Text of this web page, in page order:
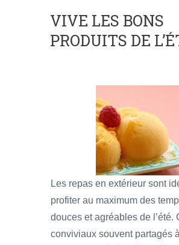
VIVE LES BONS
PRODUITS DE
Les repas en extérieur sont
profiter au maximum des
douces et agréables de l’été.
conviviaux souvent partagés